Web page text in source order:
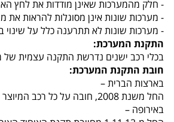
- חלק מהמערכות שאינן מודדות את לחץ
- מערכות שונות אינן מסוגלות להראות את
- מערכות שונות לא תתרענה כלל על שינוי
התקנת המערכת:
בכלי רכב ישנים נדרשת התקנה עצמית של
חובת התקנת המערכת:
בארצות הברית –
החל משנת 2008, חובה על כל רכב המיוצר בארצות הברית או המיובא אליה, להיות מצויד במערכת בקרת לחץ אויר.
באירופה –